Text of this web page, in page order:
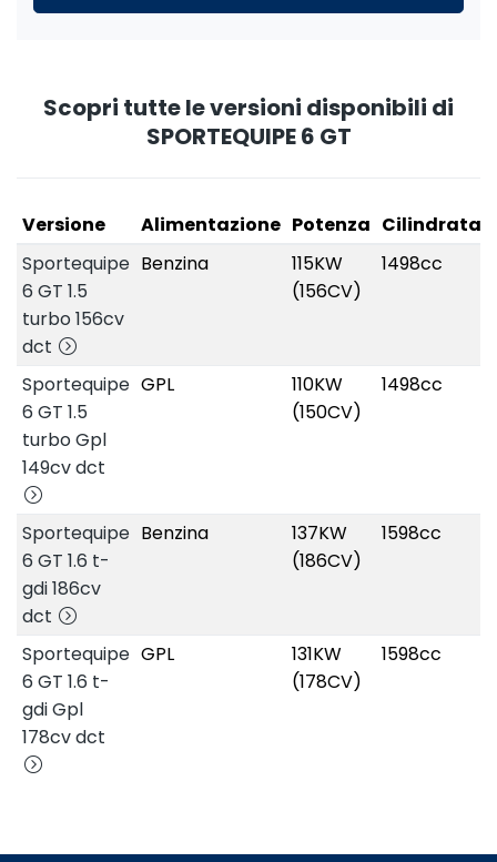
Scopri tutte le versioni disponibili di
SPORTEQUIPE 6 GT
Versione Alimentazione Potenza Cilindrata
Sportequipe
6 GT 1.5
turbo 156cv
dct
Benzina
115KW
(156CV)
1498cc
Sportequipe
6 GT 1.5
turbo Gpl
149cv dct
GPL
110KW
(150CV)
1498cc
Sportequipe
6 GT 1.6 t-
gdi 186cv
dct
Benzina
137KW
(186CV)
1598cc
Sportequipe
6 GT 1.6 t-
gdi Gpl
178cv dct
GPL
131KW
(178CV)
1598cc